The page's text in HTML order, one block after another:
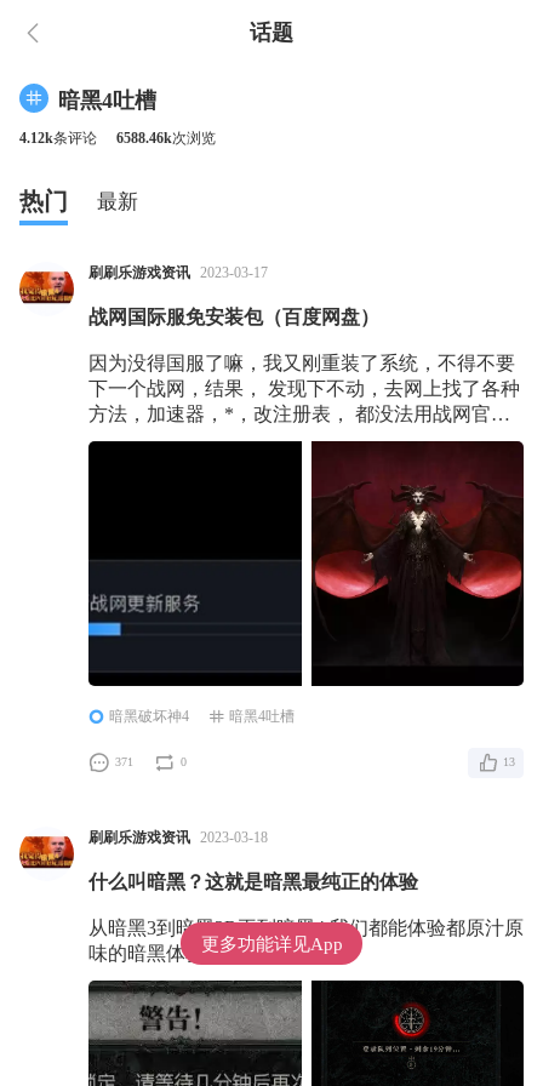
话题
暗黑4吐槽
4.12k条评论 6588.46k次浏览
热门 最新
刷刷乐游戏资讯 2023-03-17
战网国际服免安装包（百度网盘）
因为没得国服了嘛，我又刚重装了系统，不得不要
下一个战网，结果， 发现下不动，去网上找了各种
方法，加速器，*，改注册表， 都没法用战网官网
的下载器进行下载， 最后找朋友整了个战网文件压
暗黑破坏神4 暗黑4吐槽
371 0 13
刷刷乐游戏资讯 2023-03-18
什么叫暗黑？这就是暗黑最纯正的体验
从暗黑3到暗黑2R再到暗黑4 我们都能体验都原汁原
味的暗黑体验 真棒！更多功能详见App